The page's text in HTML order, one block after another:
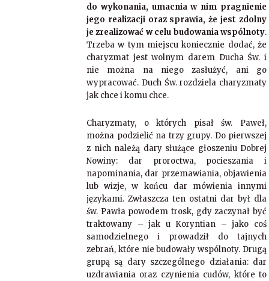
do wykonania, umacnia w nim pragnienie
jego realizacji oraz sprawia, że jest zdolny
je zrealizować w celu budowania wspólnoty.
Trzeba w tym miejscu koniecznie dodać, że
charyzmat jest wolnym darem Ducha Św. i
nie można na niego zasłużyć, ani go
wypracować. Duch Św. rozdziela charyzmaty
jak chce i komu chce.
Charyzmaty, o których pisał św. Paweł,
można podzielić na trzy grupy. Do pierwszej
z nich należą dary służące głoszeniu Dobrej
Nowiny: dar proroctwa, pocieszania i
napominania, dar przemawiania, objawienia
lub wizje, w końcu dar mówienia innymi
językami. Zwłaszcza ten ostatni dar był dla
św. Pawła powodem trosk, gdy zaczynał być
traktowany – jak u Koryntian – jako coś
samodzielnego i prowadził do tajnych
zebrań, które nie budowały wspólnoty. Drugą
grupą są dary szczególnego działania: dar
uzdrawiania oraz czynienia cudów, które to